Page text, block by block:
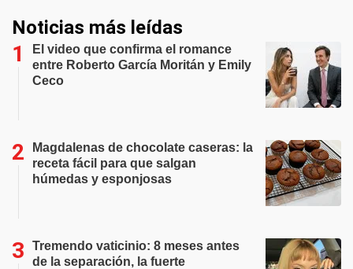
Noticias más leídas
El video que confirma el romance
entre Roberto García Moritán y Emily
Ceco
Magdalenas de chocolate caseras: la
receta fácil para que salgan
húmedas y esponjosas
Tremendo vaticinio: 8 meses antes
de la separación, la fuerte